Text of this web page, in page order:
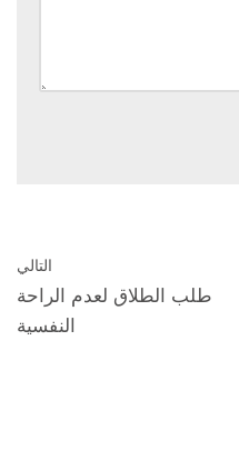
التالي
طلب الطلاق لعدم الراحة
النفسية